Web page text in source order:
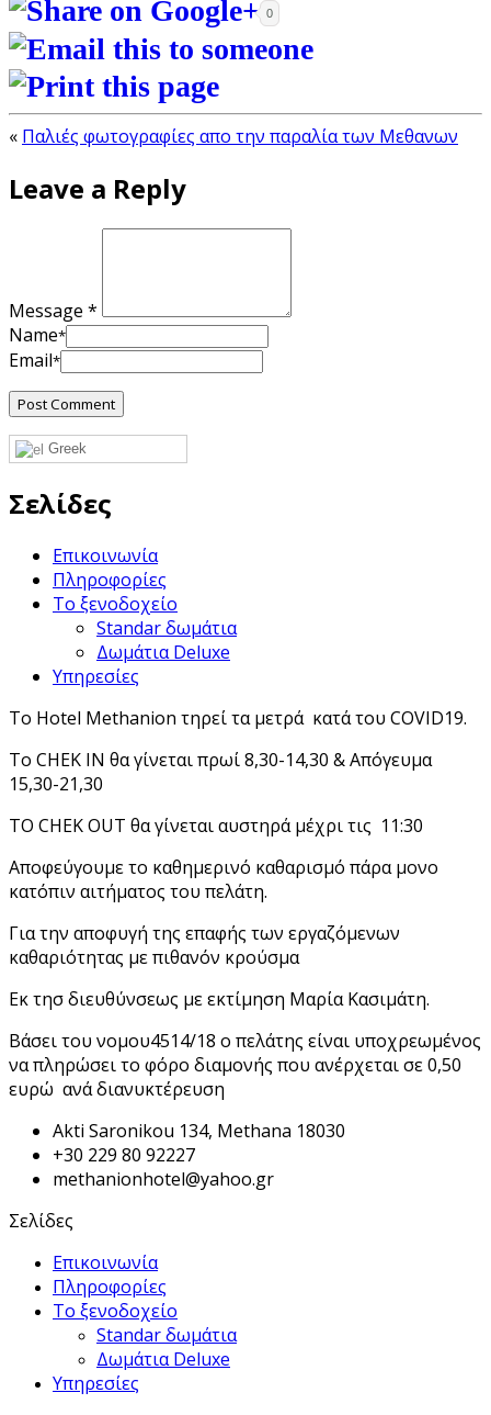
0
« Παλιές φωτογραφίες απο την παραλία των Μεθανων
Leave a Reply
Message *
Name*
Email*
Greek
Σελίδες
Επικοινωνία
Πληροφορίες
Το ξενοδοχείο
Standar δωμάτια
Δωμάτια Deluxe
Υπηρεσίες
Το Hotel Methanion τηρεί τα μετρά κατά του COVID19.
Το CHEK IN θα γίνεται πρωί 8,30-14,30 & Απόγευμα
15,30-21,30
ΤΟ CHEK OUT θα γίνεται αυστηρά μέχρι τις 11:30
Αποφεύγουμε το καθημερινό καθαρισμό πάρα μονο
κατόπιν αιτήματος του πελάτη.
Για την αποφυγή της επαφής των εργαζόμενων
καθαριότητας με πιθανόν κρούσμα
Εκ τησ διευθύνσεως με εκτίμηση Μαρία Κασιμάτη.
Βάσει του νομου4514/18 ο πελάτης είναι υποχρεωμένος
να πληρώσει το φόρο διαμονής που ανέρχεται σε 0,50
ευρώ ανά διανυκτέρευση
Akti Saronikou 134, Methana 18030
+30 229 80 92227
methanionhotel@yahoo.gr
Σελίδες
Επικοινωνία
Πληροφορίες
Το ξενοδοχείο
Standar δωμάτια
Δωμάτια Deluxe
Υπηρεσίες